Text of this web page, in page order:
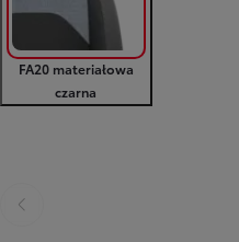
FA20 materiałowa
czarna
Poprzedni